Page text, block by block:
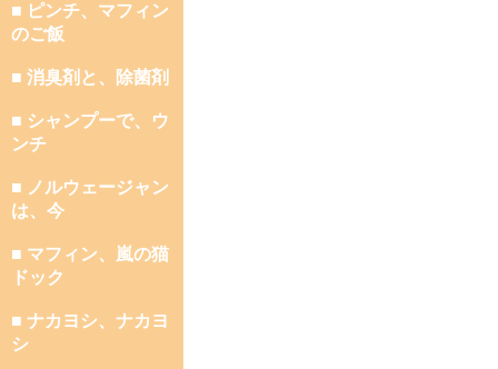
■ ピンチ、マフィン
のご飯
■ 消臭剤と、除菌剤
■ シャンプーで、ウ
ンチ
■ ノルウェージャン
は、今
■ マフィン、嵐の猫
ドック
■ ナカヨシ、ナカヨ
シ